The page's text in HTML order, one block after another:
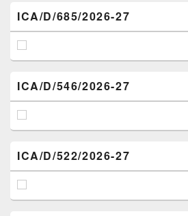
ICA/D/685/2026-27
ICA/D/546/2026-27
ICA/D/522/2026-27